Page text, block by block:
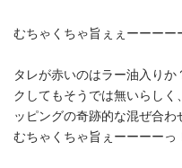
むちゃくちゃ旨ぇぇーーーー
タレが赤いのはラー油入り
クしてもそうでは無いらしく
ッピングの奇跡的な混ぜ合わ
むちゃくちゃ旨ぇーーーーっ